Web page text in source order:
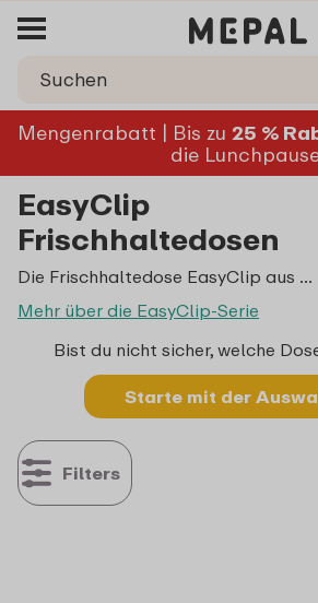
Mengenrabatt | Bis zu 25 %
die
EasyClip
Frischhaltedosen
Die Frischhaltedose EasyClip aus Glas oder Kunststoff erfüllt alle Anforderungen in der Küche – ob zubereiten, aufbewahren oder servieren. Mit nur einer Schiebebewegung ist die Dose offen oder fest verschlossen. Verwende EasyClip zum Frischhalten mit Deckel oder in der Glasvariante auch als Auflaufform. EasyClip ist die vielseitige Alleskönnerin in der Küche.
Mehr über die EasyClip-Serie
Bist du nicht sicher, welche
Starte mit der
Filters